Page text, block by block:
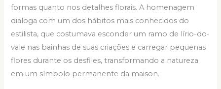
formas quanto nos detalhes florais. A homenagem
dialoga com um dos hábitos mais conhecidos do
estilista, que costumava esconder um ramo de lírio-do-
vale nas bainhas de suas criações e carregar pequenas
flores durante os desfiles, transformando a natureza
em um símbolo permanente da maison.